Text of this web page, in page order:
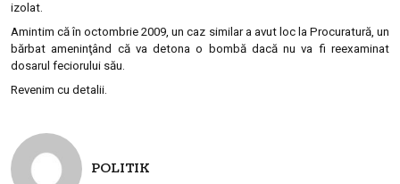
izolat.
Amintim că în octombrie 2009, un caz similar a avut loc la Procuratură, un
bărbat ameninţând că va detona o bombă dacă nu va fi reexaminat
dosarul feciorului său.
Revenim cu detalii.
POLITIK